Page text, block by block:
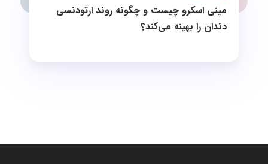
مینی اسکرو چیست و چگونه روند ارتودنسی
دندان را بهینه می‌کند؟